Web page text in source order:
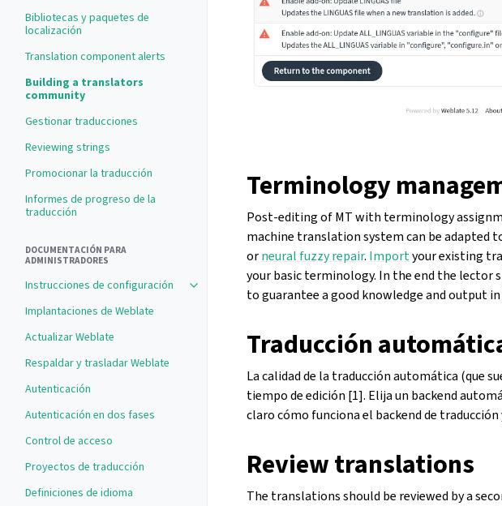
Bibliotecas y paquetes de
localización
Translation component alerts
Building a translators
community
Gestionar traducciones
Reviewing strings
Promocionar la traducción
Informes de progreso de la
traducción
DOCUMENTACIÓN PARA
ADMINISTRADORES
Instrucciones de configuración
Toggle navigation of Instrucciones de configuración
Implantaciones de Weblate
Actualizar Weblate
Respaldar y trasladar Weblate
Autenticación
Autenticación en dos fases
Control de acceso
Proyectos de traducción
Definiciones de idioma
Terminology
Post-editing of MT with terminology
machine translation system can be adapted
orneural fuzzy repair. Importyour existing
your basic terminology. In the end the
to guarantee a good knowledge and output
Traducción
La calidad de la traducción automática (que
tiempo de edición [1]. Elija un backend
claro cómo funciona el backend de
Review translations
The translations should be reviewed by a